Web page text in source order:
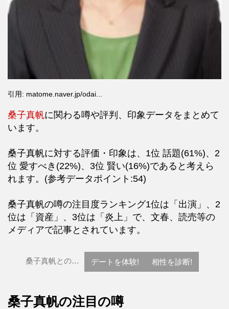
引用: matome.naver.jp/odai...
桑子真帆に関わる噂や評判、印象データをまとめて
います。
桑子真帆に対する評価・印象は、1位 話題(61%)、2
位 愛すべき(22%)、3位 賢い(16%)であると考えら
れます。(参考データポイント:54)
桑子真帆の噂の注目度ランキング1位は「出演」、2
位は「資産」、3位は「炎上」で、文春、読売等の
メディアで記事とされています。
桑子真帆との… デートを体験! 相性を診断!
桑子真帆の注目の噂